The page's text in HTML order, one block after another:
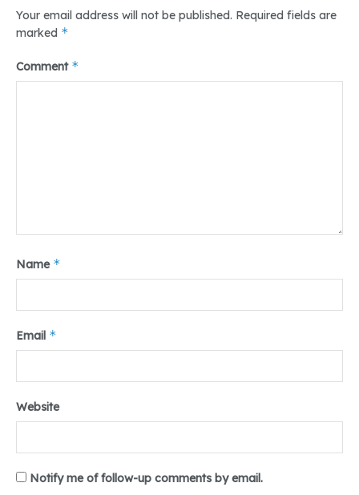
Your email address will not be published. Required fields are
marked *
Comment *
Name *
Email *
Website
Notify me of follow-up comments by email.